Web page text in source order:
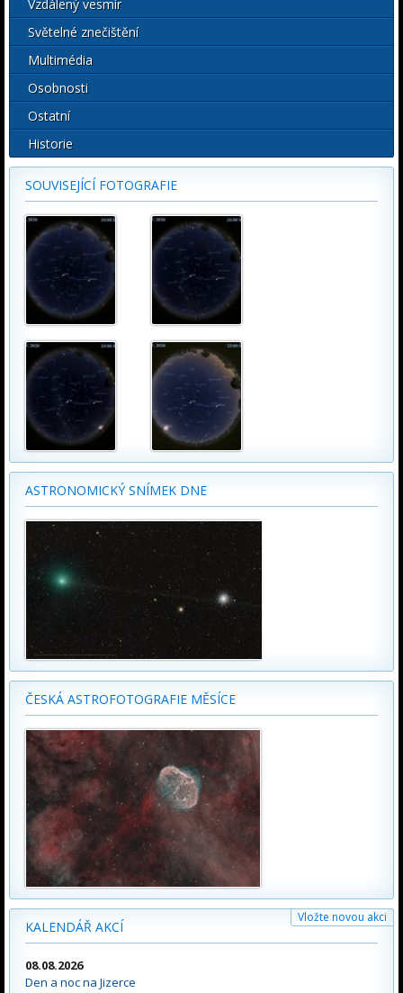
Vzdálený vesmír
Světelné znečištění
Multimédia
Osobnosti
Ostatní
Historie
SOUVISEJÍCÍ FOTOGRAFIE
ASTRONOMICKÝ SNÍMEK DNE
ČESKÁ ASTROFOTOGRAFIE MĚSÍCE
KALENDÁŘ AKCÍ
Vložte novou akci
08.08.2026
Den a noc na Jizerce